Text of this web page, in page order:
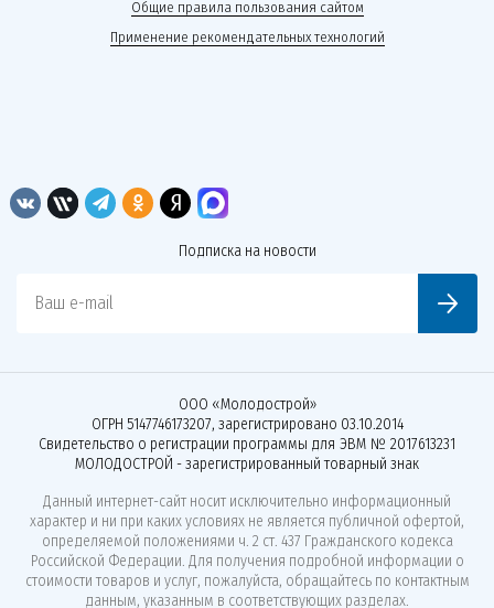
Общие правила пользования сайтом
Применение рекомендательных технологий
Подписка на новости
Ваш e-mail
ООО «Молодострой»
ОГРН 5147746173207, зарегистрировано 03.10.2014
Свидетельство о регистрации программы для ЭВМ № 2017613231
МОЛОДОСТРОЙ - зарегистрированный товарный знак
Данный интернет-сайт носит исключительно информационный
характер и ни при каких условиях не является публичной офертой,
определяемой положениями ч. 2 ст. 437 Гражданского кодекса
Российской Федерации. Для получения подробной информации о
стоимости товаров и услуг, пожалуйста, обращайтесь по контактным
данным, указанным в соответствующих разделах.